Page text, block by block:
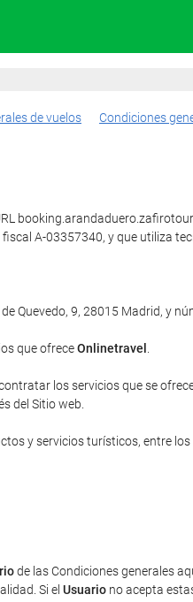
de vuelos Condiciones
A-03357340, y que utiliza
Quevedo, 9, 28015 Madrid, y
que ofreceOnlinetravel
los servicios que se
del Sitio web.
y servicios turísticos, entre los
de las Condiciones generales
Si el Usuario no acepta